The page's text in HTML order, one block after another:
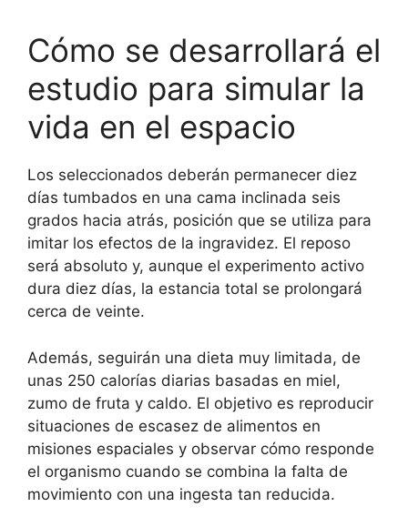
Cómo se desarrollará el
estudio para simular la
vida en el espacio
Los seleccionados deberán permanecer diez
días tumbados en una cama inclinada seis
grados hacia atrás, posición que se utiliza para
imitar los efectos de la ingravidez. El reposo
será absoluto y, aunque el experimento activo
dura diez días, la estancia total se prolongará
cerca de veinte.
Además, seguirán una dieta muy limitada, de
unas 250 calorías diarias basadas en miel,
zumo de fruta y caldo. El objetivo es reproducir
situaciones de escasez de alimentos en
misiones espaciales y observar cómo responde
el organismo cuando se combina la falta de
movimiento con una ingesta tan reducida.